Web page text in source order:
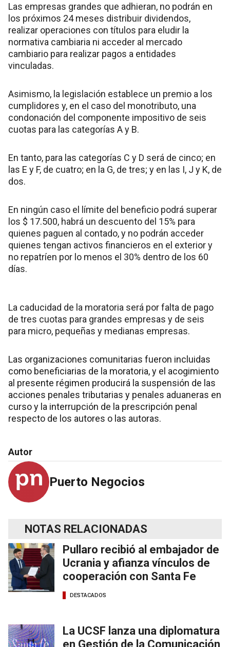
Las empresas grandes que adhieran, no podrán en
los próximos 24 meses distribuir dividendos,
realizar operaciones con títulos para eludir la
normativa cambiaria ni acceder al mercado
cambiario para realizar pagos a entidades
vinculadas.
Asimismo, la legislación establece un premio a los
cumplidores y, en el caso del monotributo, una
condonación del componente impositivo de seis
cuotas para las categorías A y B.
En tanto, para las categorías C y D será de cinco; en
las E y F, de cuatro; en la G, de tres; y en las I, J y K, de
dos.
En ningún caso el límite del beneficio podrá superar
los $ 17.500, habrá un descuento del 15% para
quienes paguen al contado, y no podrán acceder
quienes tengan activos financieros en el exterior y
no repatríen por lo menos el 30% dentro de los 60
días.
La caducidad de la moratoria será por falta de pago
de tres cuotas para grandes empresas y de seis
para micro, pequeñas y medianas empresas.
Las organizaciones comunitarias fueron incluidas
como beneficiarias de la moratoria, y el acogimiento
al presente régimen producirá la suspensión de las
acciones penales tributarias y penales aduaneras en
curso y la interrupción de la prescripción penal
respecto de los autores o las autoras.
Autor
Puerto Negocios
NOTAS RELACIONADAS
Pullaro recibió al embajador de
Ucrania y afianza vínculos de
cooperación con Santa Fe
DESTACADOS
La UCSF lanza una diplomatura
en Gestión de la Comunicación